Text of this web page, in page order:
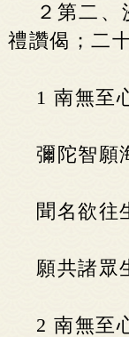
２第二
禮讚偈；二
1 南無至
彌陀智願
聞名欲往
願共諸眾
2 南無至